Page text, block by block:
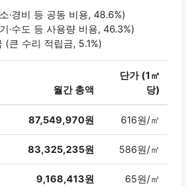
·경비 등 공동 비용, 48.6%)
·수도 등 사용량 비용, 46.3%)
(큰 수리 적립금, 5.1%)
월간 총액
단가 (1㎡
당)
87,549,970원 616원/㎡
83,325,235원 586원/㎡
9,168,413원 65원/㎡